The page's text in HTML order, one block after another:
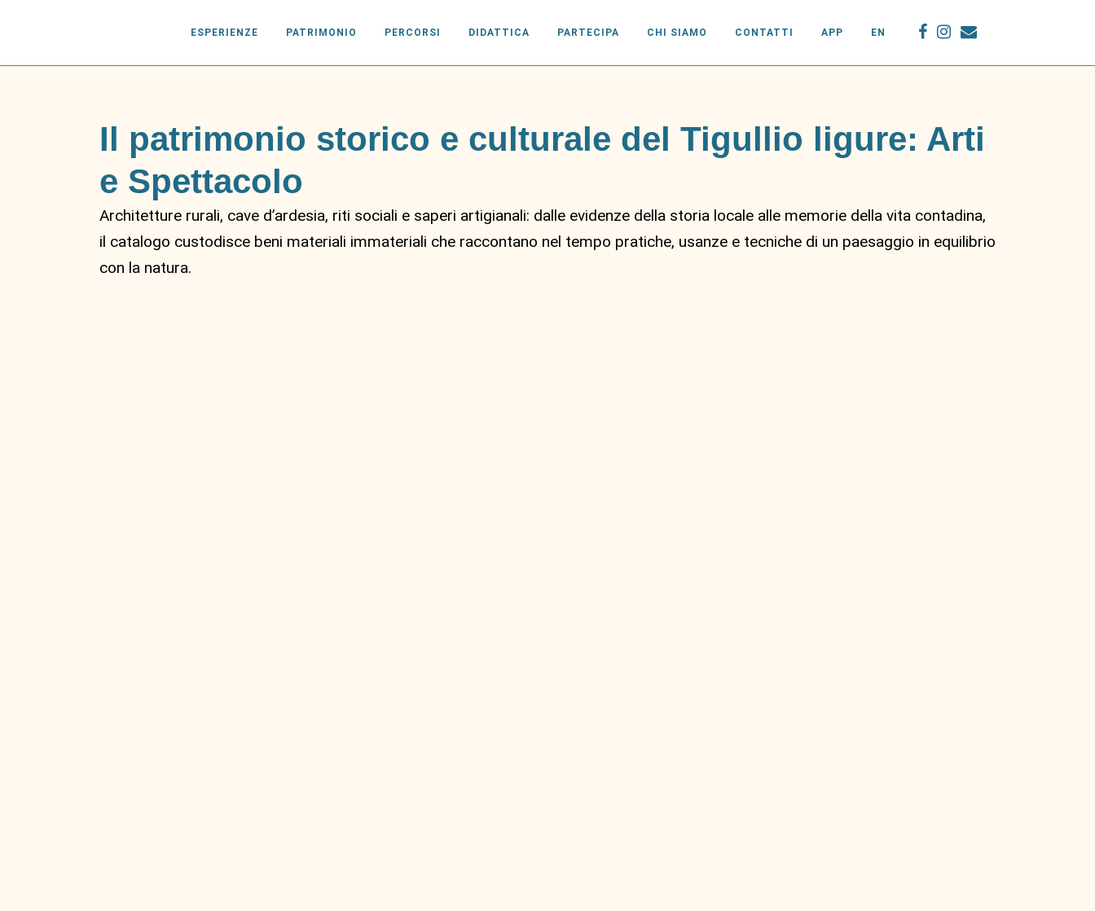
ESPERIENZE PATRIMONIO PERCORSI DIDATTICA PARTECIPA CHI SIAMO CONTATTI APP EN
Il patrimonio storico e culturale del Tigullio ligure: Arti
e Spettacolo
Architetture rurali, cave d’ardesia, riti sociali e saperi artigianali: dalle evidenze della storia locale alle memorie della vita contadina,
il catalogo custodisce beni materiali immateriali che raccontano nel tempo pratiche, usanze e tecniche di un paesaggio in equilibrio
con la natura.